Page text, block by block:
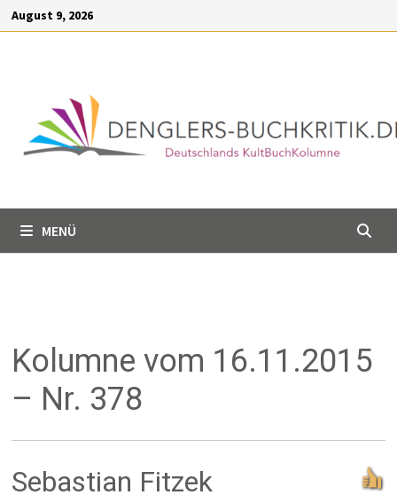
springen
August 9, 2026
MENÜ
Kolumne vom 16.11.2015
– Nr. 378
Sebastian Fitzek